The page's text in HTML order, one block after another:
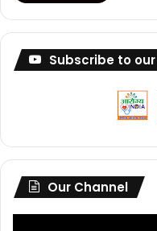
Subscribe to
Our Channel